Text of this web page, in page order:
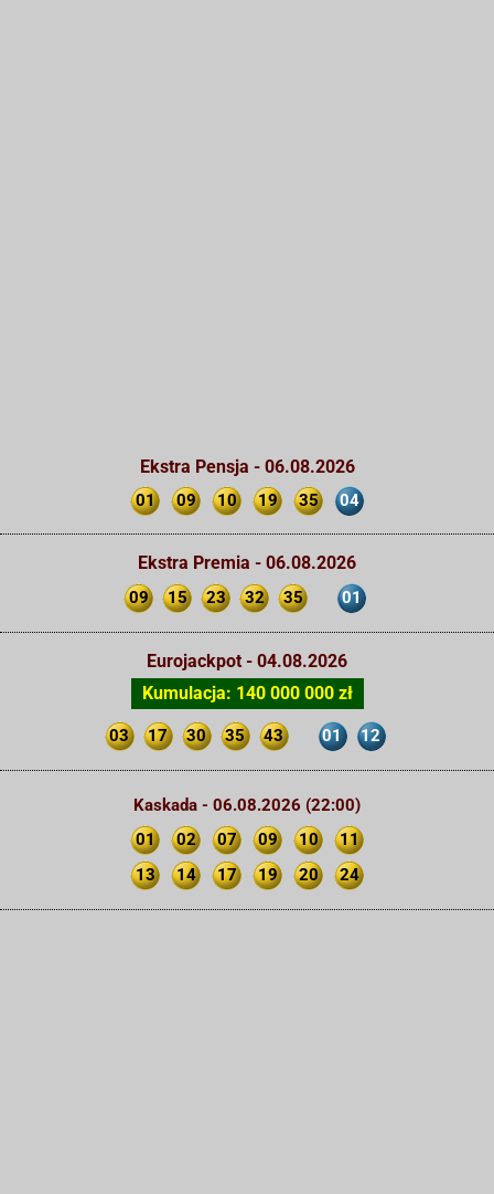
Ekstra Pensja - 06.08.2026
01 09 10 19 35 04
Ekstra Premia - 06.08.2026
09 15 23 32 35 01
Eurojackpot - 04.08.2026
Kumulacja: 140 000 000 zł
03 17 30 35 43 01 12
Kaskada - 06.08.2026 (22:00)
01
02 07 09 10
11
13
14 17 19 20 24